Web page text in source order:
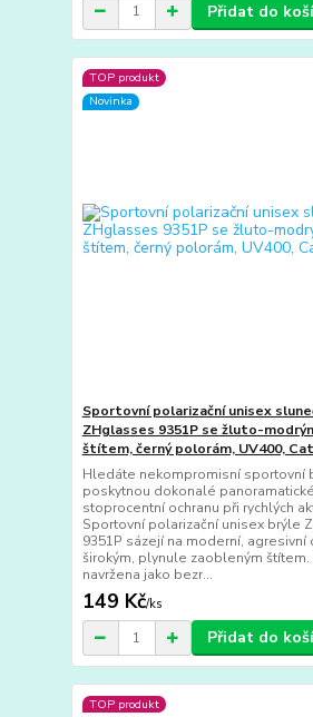
Přidat do
TOP produkt
Novinka
Sportovní polarizační unisex
ZHglasses 9351P se žluto-
štítem, černý polorám, UV400,
Hledáte nekompromisní sportovní
poskytnou dokonalé
stoprocentní ochranu při rychlých
Sportovní polarizační unisex brýle
9351P sázejí na moderní,
širokým, plynule zaobleným štítem.
navržena jako bezr...
149 Kč/ks
Přidat do
TOP produkt